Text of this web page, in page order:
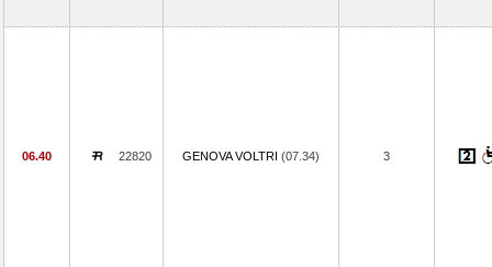
06.40 22820 GENOVA VOLTRI (07.34) 3